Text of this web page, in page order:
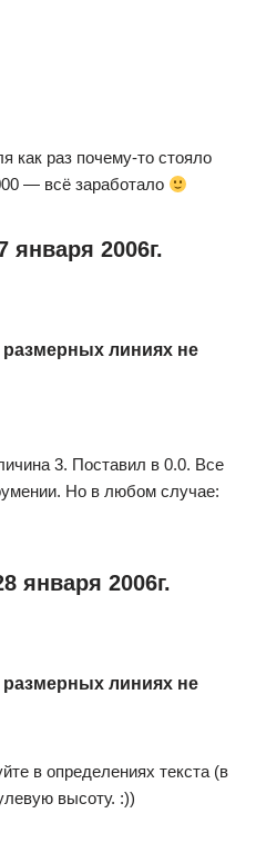
как раз почему-то стояло
— всё заработало
января 2006г.
линиях не
3. Поставил в 0.0. Все
Но в любом случае:
января 2006г.
линиях не
в определениях текста (в
высоту. :))